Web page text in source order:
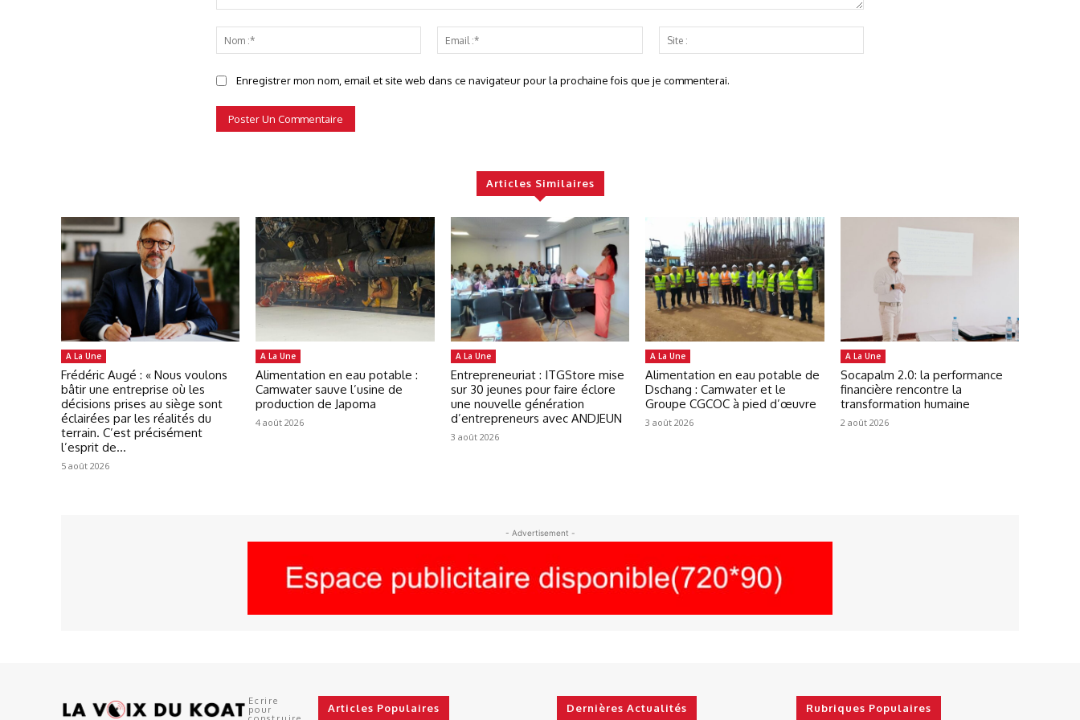
:*
Email
:*
:
Enregistrer mon nom, email et site web dans ce navigateur pour la prochaine fois que je commenterai.
Articles Similaires
A La Une
Frédéric Augé : « Nous voulons
bâtir une entreprise où les
décisions prises au siège sont
éclairées par les réalités du
terrain. C’est précisément
l’esprit de...
5 août 2026
A La Une
Alimentation en eau potable :
Camwater sauve l’usine de
production de Japoma
4 août 2026
A La Une
Entrepreneuriat : ITGStore mise
sur 30 jeunes pour faire éclore
une nouvelle génération
d’entrepreneurs avec ANDJEUN
3 août 2026
A La Une
Alimentation en eau potable de
Dschang : Camwater et le
Groupe CGCOC à pied d’œuvre
3 août 2026
A La Une
Socapalm 2.0: la performance
financière rencontre la
transformation humaine
2 août 2026
- Advertisement -
Ecrire
pour Articles Populaires Dernières Actualités Rubriques Populaires